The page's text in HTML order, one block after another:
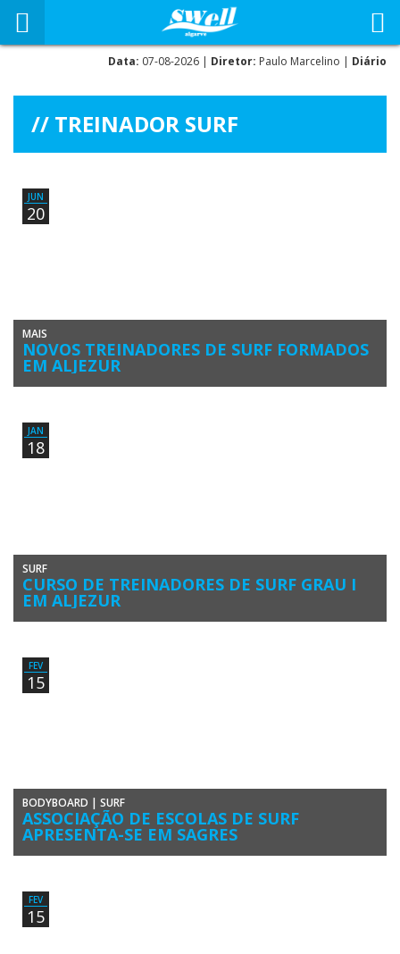
Data: 07-08-2026 | Diretor: Paulo Marcelino | Diário
TREINADOR SURF
JUN
20
MAIS
NOVOS TREINADORES DE SURF FORMADOS
EM ALJEZUR
Terminou a fase curricular do segundo Curso de Formação de
JAN
18
SURF
CURSO DE TREINADORES DE SURF GRAU I
EM ALJEZUR
A Faculdade de Educação Física e Desporto da Universidade
FEV
15
BODYBOARD | SURF
ASSOCIAÇÃO DE ESCOLAS DE SURF
APRESENTA-SE EM SAGRES
A recém-criada Associação de Escolas de Surf de Portugal (AESDP)
FEV
15